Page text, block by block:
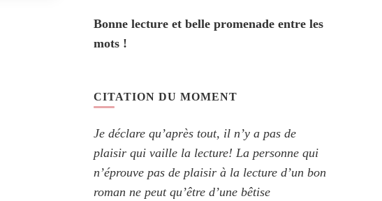
Bonne lecture et belle promenade entre les
mots !
CITATION DU MOMENT
Je déclare qu’après tout, il n’y a pas de
plaisir qui vaille la lecture! La personne qui
n’éprouve pas de plaisir à la lecture d’un bon
roman ne peut qu’être d’une bêtise